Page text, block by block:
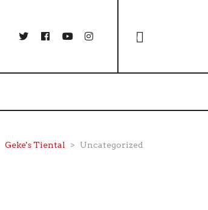
0
Geke's Tiental > Uncategorized